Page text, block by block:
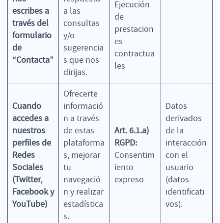
escribes a
través del
formulario
de
“Contacta”
a las
consultas
y/o
sugerencia
s que nos
dirijas.
Ejecución
de
prestacion
es
contractua
les
Cuando
accedes a
nuestros
perfiles de
Redes
Sociales
(Twitter,
Facebook y
YouTube)
Ofrecerte
informació
n a través
de estas
plataforma
s, mejorar
tu
navegació
n y realizar
estadística
s.
Art. 6.1.a)
RGPD:
Consentim
iento
expreso
Datos
derivados
de la
interacción
con el
usuario
(datos
identificati
vos).